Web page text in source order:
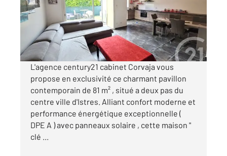
Maison à vendre
291 400 €
Visiter le site dédié
L'agence century21 cabinet Corvaja vous
propose en exclusivité ce charmant pavillon
contemporain de 81 m² , situé a deux pas du
centre ville d'Istres. Alliant confort moderne et
performance énergétique exceptionnelle (
DPE A ) avec panneaux solaire , cette maison "
clé ...